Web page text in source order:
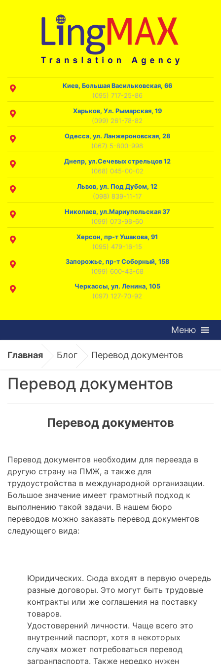
Киев, Большая Васильковская, 66
(095) 717-25-86
Харьков, Ул. Рымарская, 19
(099) 261-78-82
Одесса, ул. Ланжероновская, 28
(067) 5-800-998
Днепр, ул.Сечевых стрельцов 12
(068) 045-00-02
Львов, ул. Под Дубом, 12
(098) 839-11-17
Николаев, ул.Мариупольская 37
(099) 073-98-60
Херсон, пр-т Ушакова, 91
(095) 479-16-15
Запорожье, пр-т Соборный, 158
(099) 600-43-68
Черкассы, ул. Ленина, 105
(097) 127-70-92
Меню
Главная Блог Перевод документов
Перевод документов
Перевод документов
Перевод документов необходим для переезда в
другую страну на ПМЖ, а также для
трудоустройства в международной организации.
Большое значение имеет грамотный подход к
выполнению такой задачи. В нашем бюро
переводов можно заказать перевод документов
следующего вида:
Юридических. Сюда входят в первую очередь
разные договоры. Это могут быть трудовые
контракты или же соглашения на поставку
товаров.
Удостоверений личности. Чаще всего это
внутренний паспорт, хотя в некоторых
случаях может потребоваться перевод
загранпаспорта. Также нередко нужен